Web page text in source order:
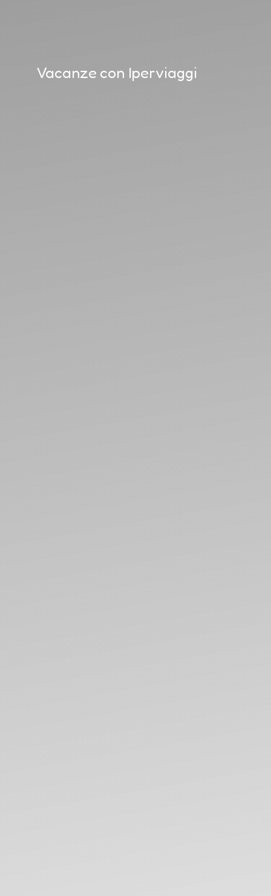
Vacanze con Iperviaggi